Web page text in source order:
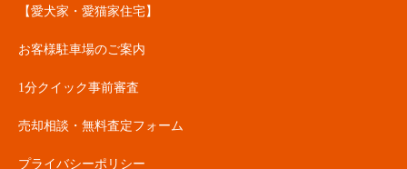
【愛犬家・愛猫家住宅】
お客様駐車場のご案内
1分クイック事前審査
売却相談・無料査定フォーム
プライバシーポリシー